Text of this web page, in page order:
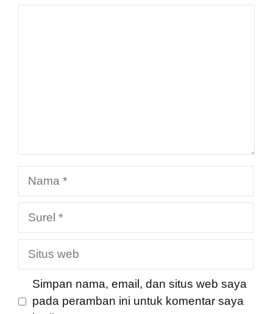
Situs
Simpan nama, email, dan situs web saya
pada peramban ini untuk komentar saya